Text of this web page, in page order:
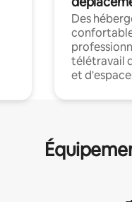
Des
télétravail
et